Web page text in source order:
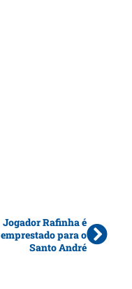
Jogador Rafinha é
emprestado para o
Santo André